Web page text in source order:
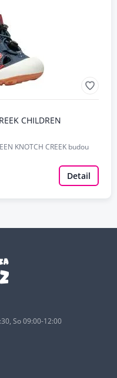
CHILDREN
KNOTCH CREEK budou
Detail
So 09:00-12:00